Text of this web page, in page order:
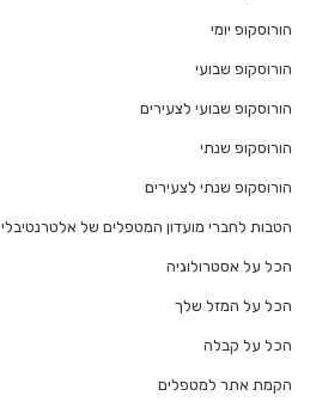
הורוסקופ יומי
הורוסקופ שבועי
הורוסקופ שבועי לצעירים
הורוסקופ שנתי
הורוסקופ שנתי לצעירים
הטבות לחברי מועדון המטפלים של אלטרנטיבלי
הכל על אסטרולוגיה
הכל על המזל שלך
הכל על קבלה
הקמת אתר למטפלים